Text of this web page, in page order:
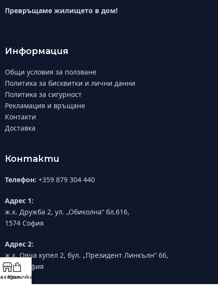
Превръщаме жилището в дом!
Информация
Общи условия за ползване
Политика за бисквитки и лични данни
Политика за сигурност
Рекламация и връщане
Контакти
Доставка
Контакти
Телефон: +359 879 304 440
Адрес 1:
ж.к. Дружба 2, ул. „Обиколна“ бл.616,
1574 София
Адрес 2:
ж.к. Овча купел 2, бул. „Президент Линкълн“ 66,
1632 София
Количка